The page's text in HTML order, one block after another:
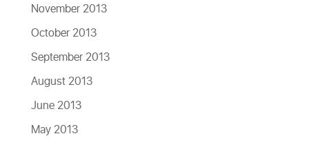
November 2013
October 2013
September 2013
August 2013
June 2013
May 2013